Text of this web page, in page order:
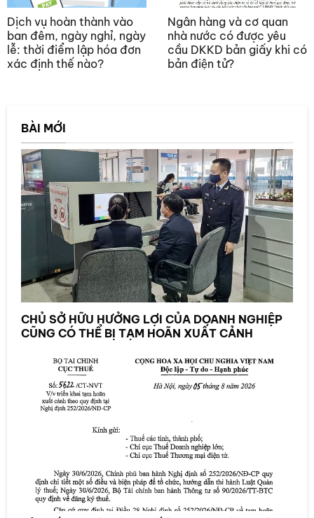
Dịch vụ hoàn thành vào
ban đêm, ngày nghỉ, ngày
lễ: thời điểm lập hóa đơn
xác định thế nào?
Ngân hàng và cơ quan
nhà nước có được yêu
cầu DKKD bản giấy khi có
bản điện tử?
BÀI MỚI
CHỦ SỞ HỮU HƯỞNG LỢI CỦA DOANH NGHIỆP
CŨNG CÓ THỂ BỊ TẠM HOÃN XUẤT CẢNH